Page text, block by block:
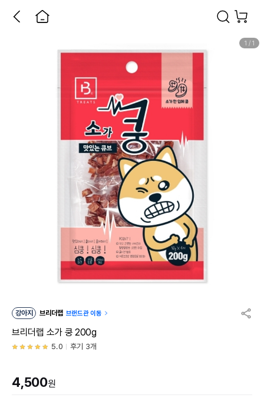
1 / 1
강아지 브리더랩 브랜드관 이동
브리더랩 소가 쿵 200g
5.0 후기 3개
4,500원